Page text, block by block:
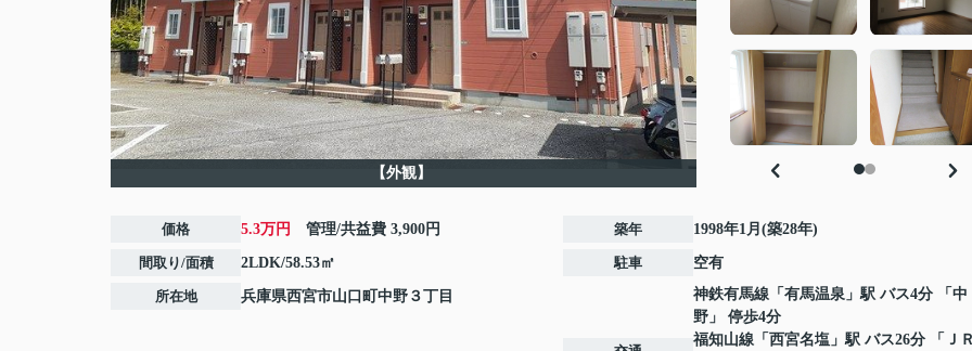
【外観】
価格 5.3万円 管理/共益費 3,900円
間取り/面積 2LDK/58.53㎡
所在地 兵庫県西宮市山口町中野 ３丁目
築年 1998年1月(築28年)
駐車 空有
神鉄有馬線 「 有馬温泉 」駅 バス4分 「中
野」 停歩4分
福知山線 「 西宮名塩 」駅 バス26分 「Ｊ